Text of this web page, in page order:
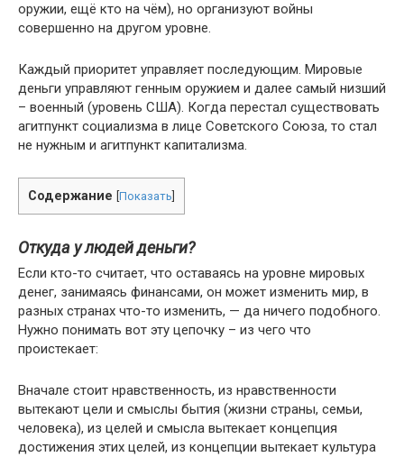
оружии, ещё кто на чём), но организуют войны
совершенно на другом уровне.
Каждый приоритет управляет последующим. Мировые
деньги управляют генным оружием и далее самый низший
– военный (уровень США). Когда перестал существовать
агитпункт социализма в лице Советского Союза, то стал
не нужным и агитпункт капитализма.
Содержание Показать
Откуда у людей деньги?
Если кто-то считает, что оставаясь на уровне мировых
денег, занимаясь финансами, он может изменить мир, в
разных странах что-то изменить, — да ничего подобного.
Нужно понимать вот эту цепочку – из чего что
проистекает:
Вначале стоит нравственность, из нравственности
вытекают цели и смыслы бытия (жизни страны, семьи,
человека), из целей и смысла вытекает концепция
достижения этих целей, из концепции вытекает культура